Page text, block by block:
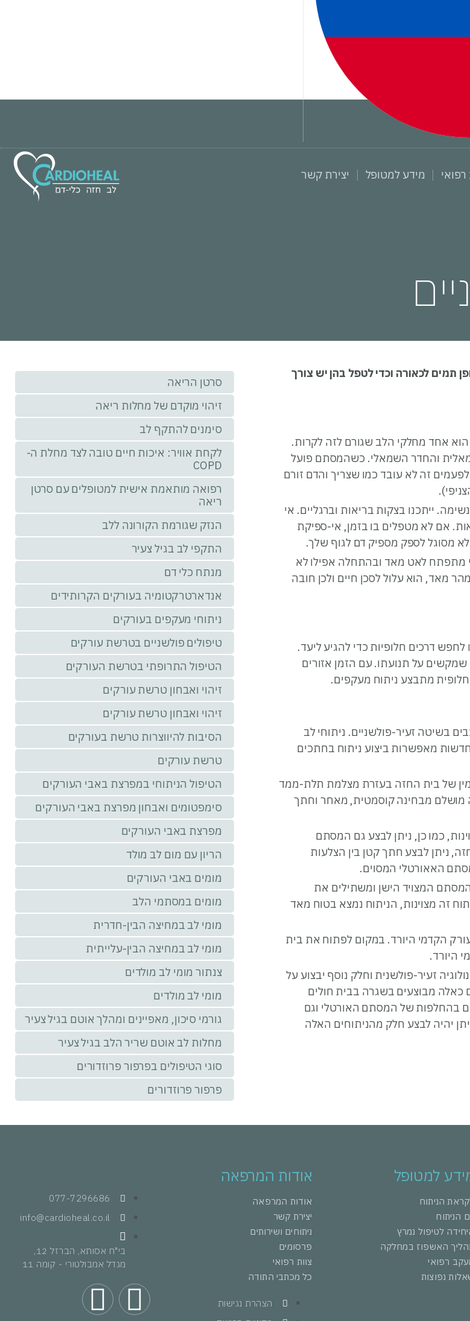
מידע למטופל יצירת קשר
תמים לכאורה וכדי לטפל בהן יש צורך
אחד מחלקי הלב שגורם לזה לקרות.
והחדר השמאלי. כשהמסתם פועל
זה לא עובד כמו שצריך והדם זורם
ייתכנו בצקות בריאות וברגליים. אי
אם לא מטפלים בו בזמן, אי-ספיקת
מסוגל לספק מספיק דם לגוף שלך.
מתפתח לאט מאד ובהתחלה אפילו לא
מאד, הוא עלול לסכן חיים ולכן חובה
דרכים חלופיות כדי להגיע ליעד.
שמקשים על תנועתו. עם הזמן אזורים
חלופית מתבצע ניתוח מעקפים.
בשיטה זעיר-פולשניים. ניתוחי לב
מאפשרות ביצוע ניתוח בחתכים
של בית החזה בעזרת מצלמת תלת-ממד
מושלם מבחינה קוסמטית, מאחר וחתך
כמו כן, ניתן לבצע גם המסתם
ניתן לבצע חתך קטן בין הצלעות
האאורטלי המסוים.
המצויד הישן ומשתילים את
זה מצוינות, הניתוח נמצא בטוח מאד
הקדמי היורד. במקום לפתוח את בית
היורד.
זעיר-פולשנית וחלק נוסף יבצוע על
כאלה מבוצעים בשגרה בבית חולים
בהחלפות של המסתם האורטלי וגם
יהיה לבצע חלק מהניתוחים האלה
סרטן הריאה
זיהוי מוקדם של מחלות ריאה
סימנים להתקף לב
לקחת אוויר: איכות חיים טובה לצד מחלת ה-
COPD
רפואה מותאמת אישית למטופלים עם סרטן
ריאה
הנזק שגורמת הקורונה ללב
התקפי לב בגיל צעיר
מנתח כלי דם
אנדארטרקטומיה בעורקים הקרותידים
ניתוחי מעקפים בעורקים
טיפולים פולשניים בטרשת עורקים
הטיפול התרופתי בטרשת העורקים
זיהוי ואבחון טרשת עורקים
זיהוי ואבחון טרשת עורקים
הסיבות להיווצרות טרשת בעורקים
טרשת עורקים
הטיפול הניתוחי במפרצת באבי העורקים
סימפטומים ואבחון מפרצת באבי העורקים
מפרצת באבי העורקים
הריון עם מום לב מולד
מומים באבי העורקים
מומים במסתמי הלב
מומי לב במחיצה הבין-חדרית
מומי לב במחיצה הבין-עלייתית
צנתור מומי לב מולדים
מומי לב מולדים
גורמי סיכון, מאפיינים ומהלך אוטם בגיל צעיר
מחלות לב אוטם שריר הלב בגיל צעיר
סוגי הטיפולים בפרפור פרוזדורים
פרפור פרוזדורים
למטופל
הניתוח
הניתוח
לטיפול נמרץ
האשפוז במחלקה
רפואי
נפוצות
אודות המרפאה
אודות המרפאה
יצירת קשר
ניתוחים ושירותים
פרסומים
צוות רפואי
כל מכתבי התודה
הצהרת נגישות
077-7296686
info@cardioheal.co.il
בי"ח אסותא, הברזל 12,
מגדל אמבולטורי - קומה 11